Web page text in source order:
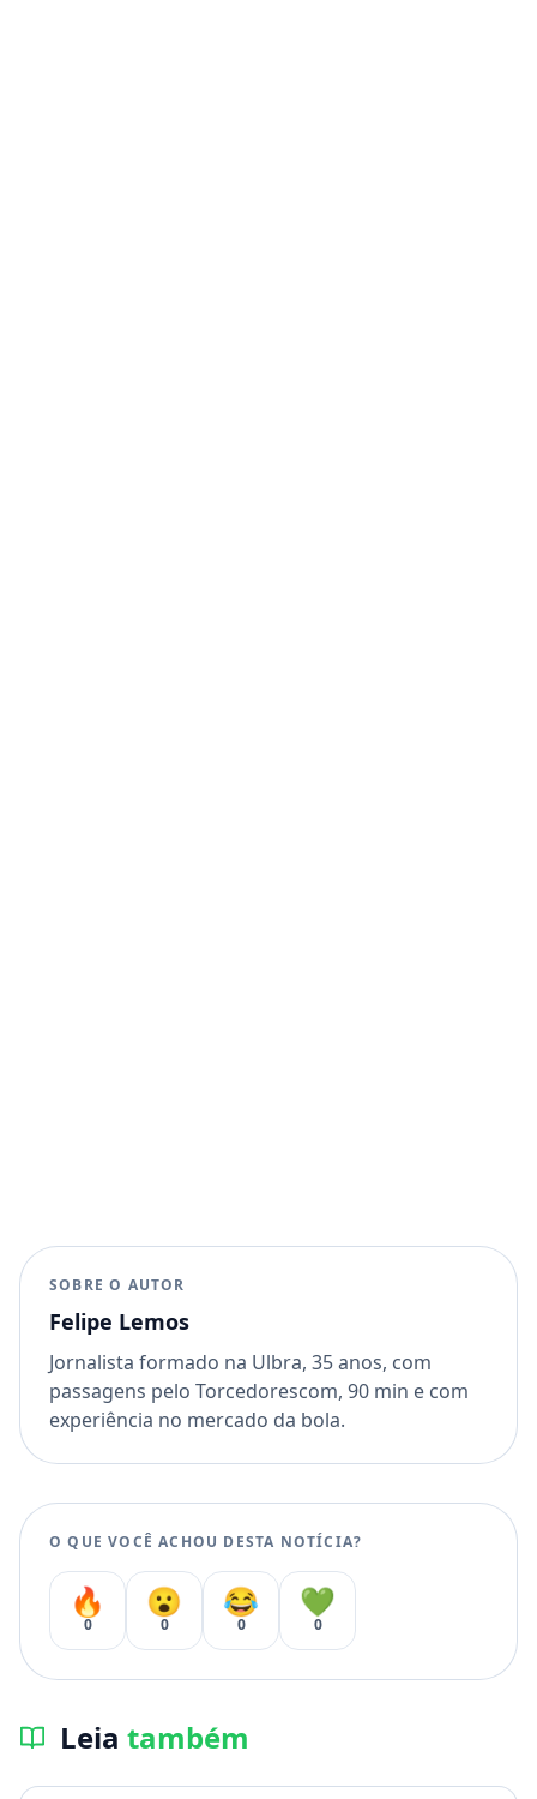
SOBRE O AUTOR
Felipe Lemos
Jornalista formado na Ulbra, 35 anos, com
passagens pelo Torcedorescom, 90 min e com
experiência no mercado da bola.
O QUE VOCÊ ACHOU DESTA NOTÍCIA?
🔥
0
😮
0
😂
0
💚
0
Leia também